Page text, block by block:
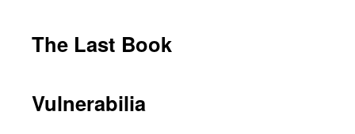
The Last Book
Vulnerabilia